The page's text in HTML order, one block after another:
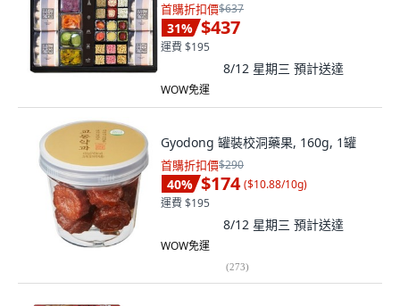
首購折扣價$637
31% $437
運費 $195
8/12 星期三 預計送達
WOW免運
Gyodong 罐裝校洞藥果, 160g, 1罐
首購折扣價$290
40% $174 ($10.88/10g)
運費 $195
8/12 星期三 預計送達
WOW免運
(273)